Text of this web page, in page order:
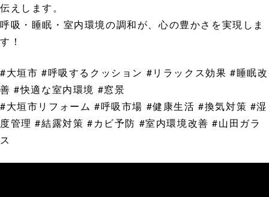
伝えします。
呼吸・睡眠・室内環境の調和が、心の豊かさを実現しま
す！
#大垣市 #呼吸するクッション #リラックス効果 #睡眠改
善 #快適な室内環境 #窓景
#大垣市リフォーム #呼吸市場 #健康生活 #換気対策 #湿
度管理 #結露対策 #カビ予防 #室内環境改善 #山田ガラ
ス